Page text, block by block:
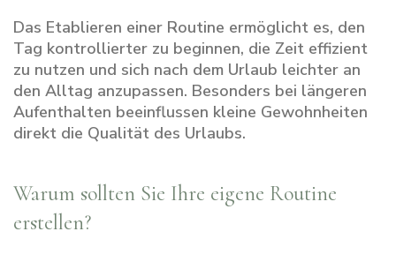
Das Etablieren einer Routine ermöglicht es, den
Tag kontrollierter zu beginnen, die Zeit effizient
zu nutzen und sich nach dem Urlaub leichter an
den Alltag anzupassen. Besonders bei längeren
Aufenthalten beeinflussen kleine Gewohnheiten
direkt die Qualität des Urlaubs.
Warum sollten Sie Ihre eigene Routine
erstellen?